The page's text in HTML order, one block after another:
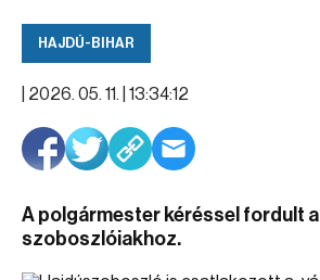
HAJDÚ-BIHAR
2026. 05. 11. | 13:34:12
A polgármester kéréssel fordult a
szoboszlóiakhoz.